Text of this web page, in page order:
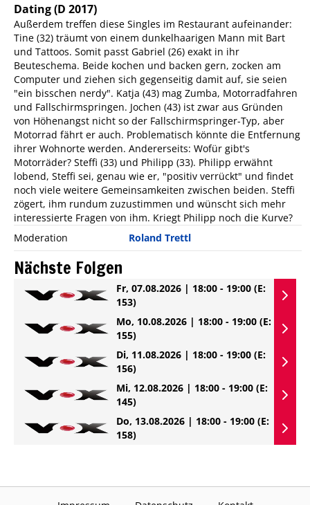
Dating(D 2017)
Außerdem treffen diese Singles im Restaurant aufeinander:
Tine (32) träumt von einem dunkelhaarigen Mann mit Bart
und Tattoos. Somit passt Gabriel (26) exakt in ihr
Beuteschema. Beide kochen und backen gern, zocken am
Computer und ziehen sich gegenseitig damit auf, sie seien
"ein bisschen nerdy". Katja (43) mag Zumba, Motorradfahren
und Fallschirmspringen. Jochen (43) ist zwar aus Gründen
von Höhenangst nicht so der Fallschirmspringer-Typ, aber
Motorrad fährt er auch. Problematisch könnte die Entfernung
ihrer Wohnorte werden. Andererseits: Wofür gibt's
Motorräder? Steffi (33) und Philipp (33). Philipp erwähnt
lobend, Steffi sei, genau wie er, "positiv verrückt" und findet
noch viele weitere Gemeinsamkeiten zwischen beiden. Steffi
zögert, ihm rundum zuzustimmen und wünscht sich mehr
interessierte Fragen von ihm. Kriegt Philipp noch die Kurve?
Moderation
Roland Trettl
Nächste Folgen
Fr, 07.08.2026 | 18:00 - 19:00 (E:
153)
Mo, 10.08.2026 | 18:00 - 19:00 (E:
155)
Di, 11.08.2026 | 18:00 - 19:00 (E:
156)
Mi, 12.08.2026 | 18:00 - 19:00 (E:
145)
Do, 13.08.2026 | 18:00 - 19:00 (E:
158)